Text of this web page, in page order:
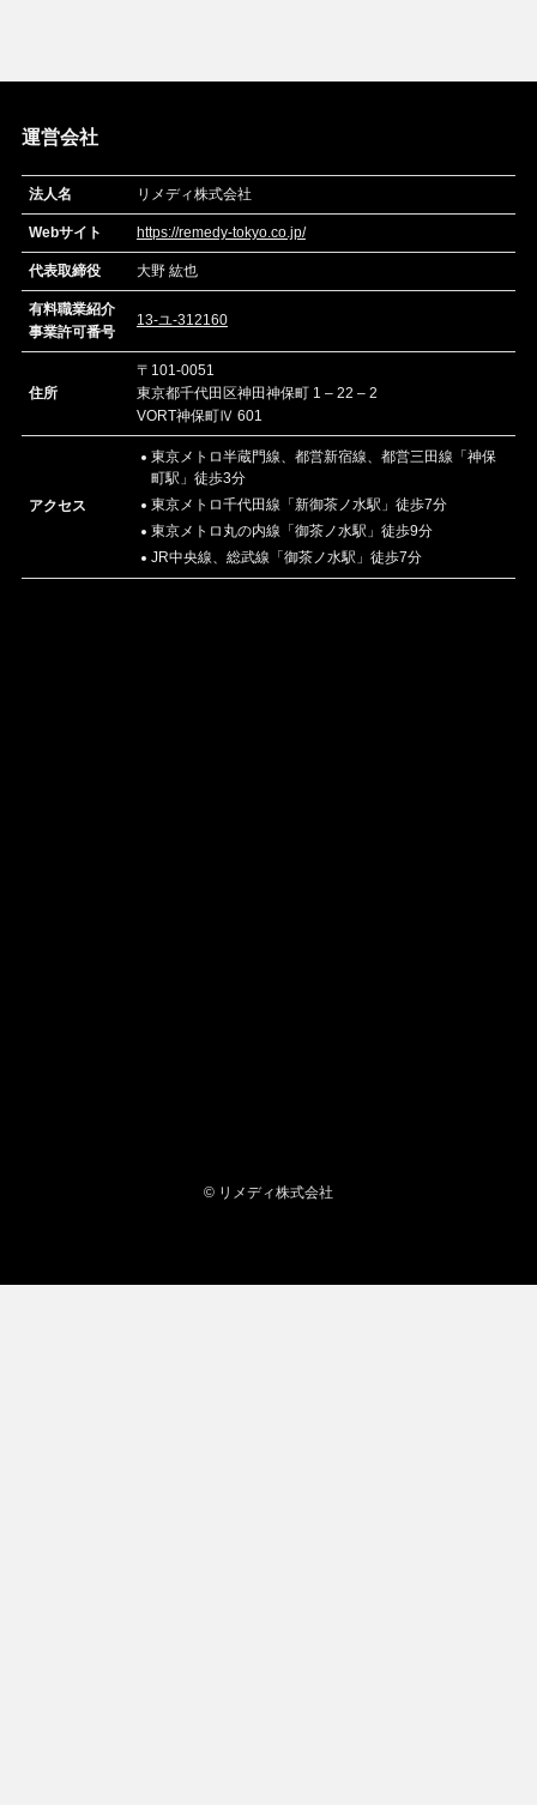
運営会社
法人名 リメディ株式会社
Webサイト https://remedy-tokyo.co.jp/
代表取締役 大野 紘也
有料職業紹介
事業許可番号
13-ユ-312160
住所
〒101-0051
東京都千代田区神田神保町 1 – 22 – 2
VORT神保町Ⅳ 601
アクセス
東京メトロ半蔵門線、都営新宿線、都営三田線「神保
町駅」徒歩3分
東京メトロ千代田線「新御茶ノ水駅」徒歩7分
東京メトロ丸の内線「御茶ノ水駅」徒歩9分
JR中央線、総武線「御茶ノ水駅」徒歩7分
© リメディ株式会社